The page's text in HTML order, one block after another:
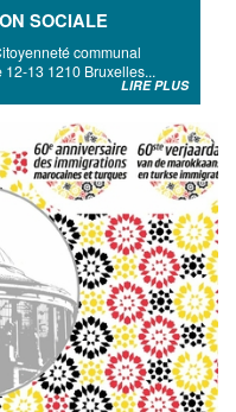
SOCIALE
communal
13 1210 Bruxelles...
LIRE PLUS